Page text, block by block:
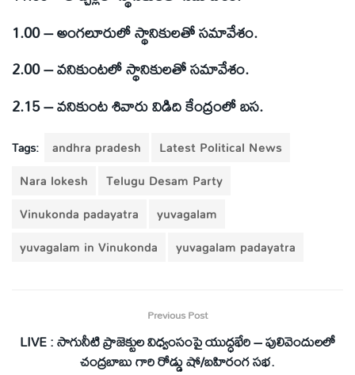
1.00 – అంగలూరులో స్థానికులతో సమావేశం.
2.00 – వనికుంటలో స్థానికులతో సమావేశం.
2.15 – వనికుంట శివారు విడిది కేంద్రంలో బస.
Tags: andhra pradesh
Latest Political News
Nara lokesh
Telugu Desam Party
Vinukonda padayatra
yuvagalam
yuvagalam in Vinukonda
yuvagalam padayatra
Previous Post
LIVE : సాగునీటి ప్రాజెక్టుల విధ్వంసంపై యుద్ధభేరి – పులివెందులలో
చంద్రబాబు గారి రోడ్డు షో/బహిరంగ సభ.